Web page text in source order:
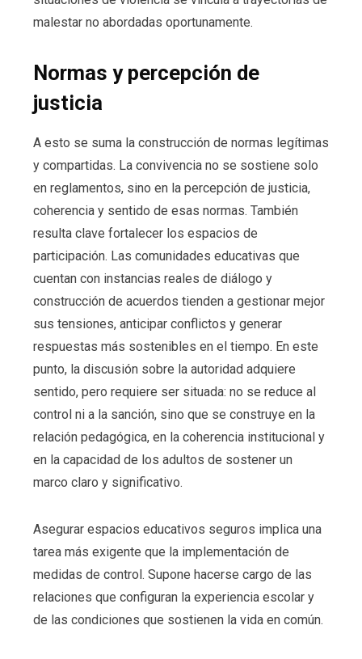
malestar no abordadas oportunamente.
Normas y percepción de
justicia
A esto se suma la construcción de normas legítimas
y compartidas. La convivencia no se sostiene solo
en reglamentos, sino en la percepción de justicia,
coherencia y sentido de esas normas. También
resulta clave fortalecer los espacios de
participación. Las comunidades educativas que
cuentan con instancias reales de diálogo y
construcción de acuerdos tienden a gestionar mejor
sus tensiones, anticipar conflictos y generar
respuestas más sostenibles en el tiempo. En este
punto, la discusión sobre la autoridad adquiere
sentido, pero requiere ser situada: no se reduce al
control ni a la sanción, sino que se construye en la
relación pedagógica, en la coherencia institucional y
en la capacidad de los adultos de sostener un
marco claro y significativo.
Asegurar espacios educativos seguros implica una
tarea más exigente que la implementación de
medidas de control. Supone hacerse cargo de las
relaciones que configuran la experiencia escolar y
de las condiciones que sostienen la vida en común.